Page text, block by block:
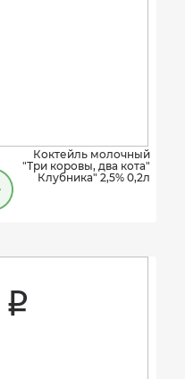
Коктейль молочный
"Три коровы, два кота"
Клубника" 2,5% 0,2л
i